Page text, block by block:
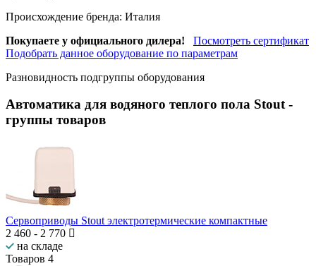
Происхождение бренда: Италия
Покупаете у официального дилера!
Посмотреть сертификат
Подобрать данное оборудование по параметрам
Разновидность подгруппы оборудования
Автоматика для водяного теплого пола Stout-
группы товаров
Сервоприводы Stout электротермические компактные
2 460 - 2 770
на складе
Товаров 4